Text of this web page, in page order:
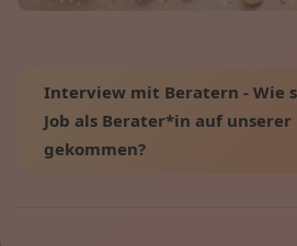
Interview mit Beratern - Wie
Job als Berater*in auf
gekommen?